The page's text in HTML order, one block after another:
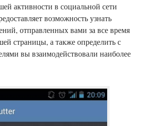
активности в социальной сети
возможность узнать
отправленных вами за все время
страницы, а также определить с
вы взаимодействовали наиболее